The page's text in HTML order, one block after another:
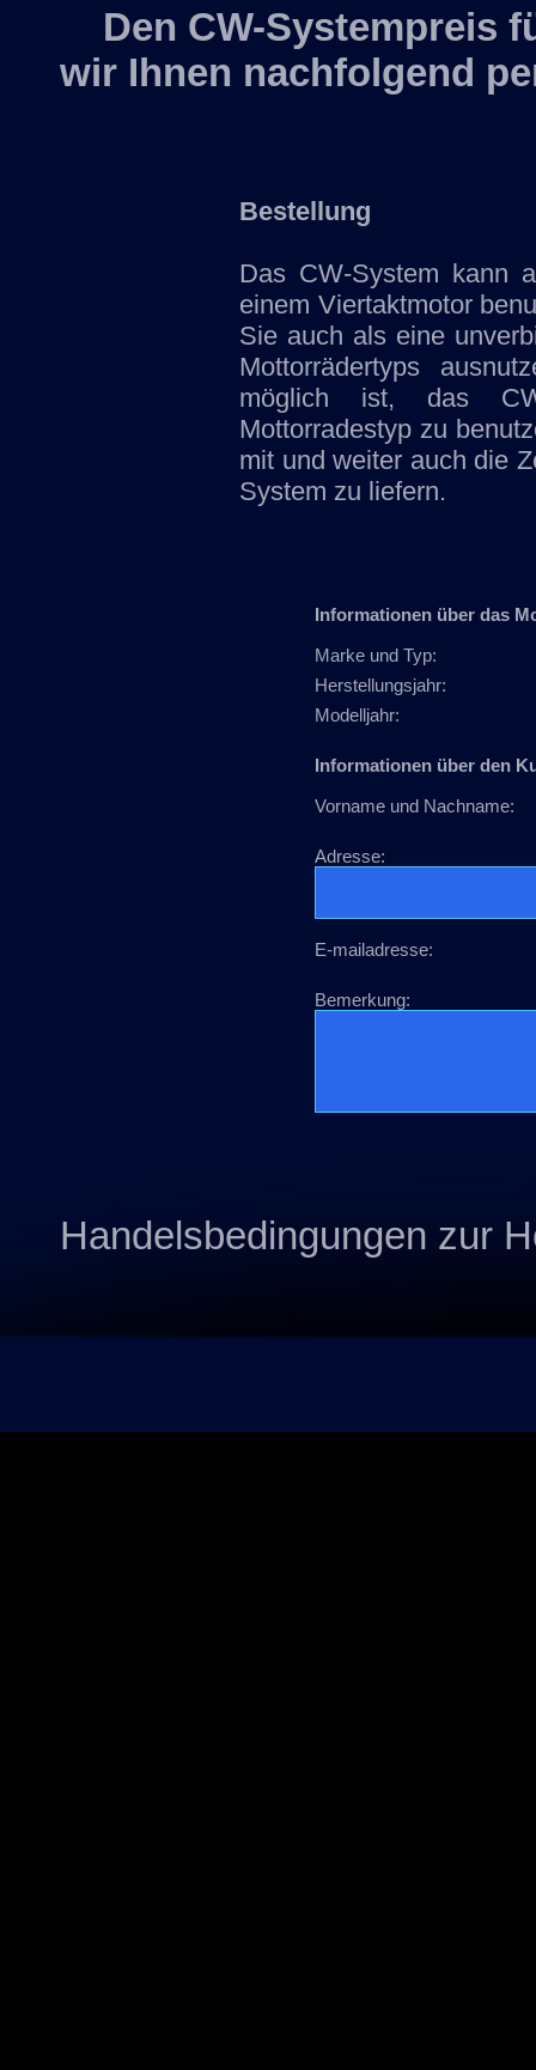
Den CW-Systempreis
wir Ihnen nachfolgend
Bestellung
Das CW-System kann
einem Viertaktmotor
Sie auch als eine
Mottorrädertyps
möglich ist, das
Mottorradestyp zu
mit und weiter auch die
System zu liefern.
Informationen über das
Marke und Typ:
Herstellungsjahr:
Modelljahr:
Informationen über den
Vorname und Nachname:
Adresse:
E-mailadresse:
Bemerkung:
Handelsbedingungen zur